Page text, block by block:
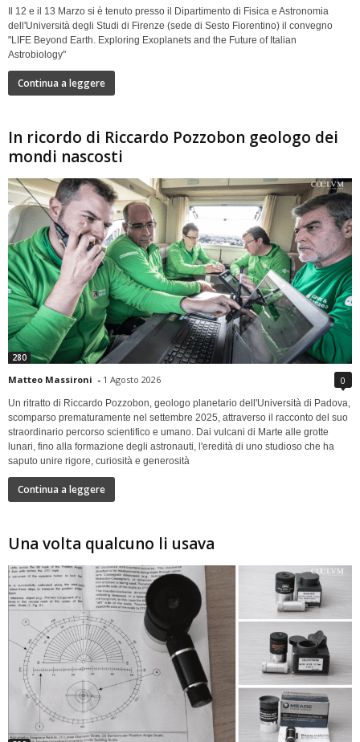
Il 12 e il 13 Marzo si è tenuto presso il Dipartimento di Fisica e Astronomia
dell'Università degli Studi di Firenze (sede di Sesto Fiorentino) il convegno
"LIFE Beyond Earth. Exploring Exoplanets and the Future of Italian
Astrobiology"
Continua a leggere
In ricordo di Riccardo Pozzobon geologo dei
mondi nascosti
280
Matteo Massironi - 1 Agosto 2026 0
Un ritratto di Riccardo Pozzobon, geologo planetario dell'Università di Padova,
scomparso prematuramente nel settembre 2025, attraverso il racconto del suo
straordinario percorso scientifico e umano. Dai vulcani di Marte alle grotte
lunari, fino alla formazione degli astronauti, l'eredità di uno studioso che ha
saputo unire rigore, curiosità e generosità
Continua a leggere
Una volta qualcuno li usava